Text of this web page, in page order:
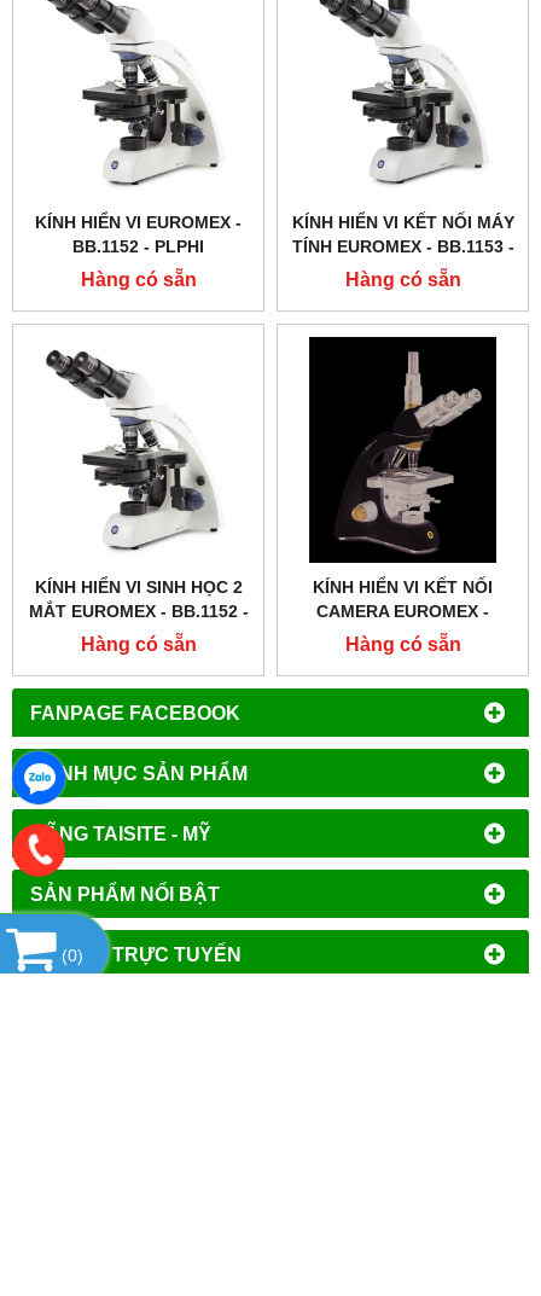
FANPAGE FACEBOOK
DANH MỤC SẢN PHẨM
HÃNG TAISITE - MỸ
SẢN PHẨM NỔI BẬT
HỔ TRỢ TRỰC TUYẾN
KÍNH HIỂN VI EUROMEX -
BB.1152 ‑ PLPHI
Hàng có sẵn
KÍNH HIỂN VI KẾT NỐI MÁY
TÍNH EUROMEX - BB.1153 ‑
PLPH
Hàng có sẵn
KÍNH HIỂN VI SINH HỌC 2
MẮT EUROMEX - BB.1152 ‑
PLPH
Hàng có sẵn
KÍNH HIỂN VI KẾT NỐI
CAMERA EUROMEX -
BB.1153 ‑ PLI
Hàng có sẵn
(0)